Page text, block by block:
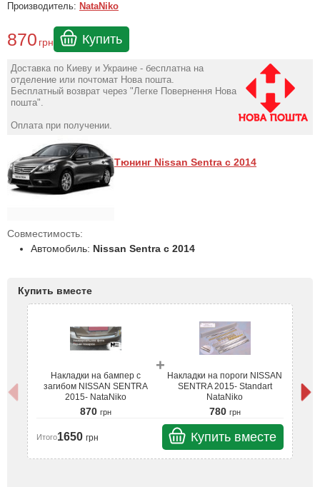
Производитель: NataNiko
870 грн Купить
Доставка по Киеву и Украине - бесплатна на
отделение или почтомат Нова пошта.
Бесплатный возврат через "Легке Повернення Нова
пошта".
Оплата при получении.
Тюнинг Nissan Sentra с 2014
Совместимость:
Автомобиль: Nissan Sentra с 2014
Купить вместе
Накладки на бампер с
загибом NISSAN SENTRA
2015- NataNiko
870 грн
+
Накладки на пороги NISSAN
SENTRA 2015- Standart
NataNiko
780 грн
Итого1650 грн Купить вместе